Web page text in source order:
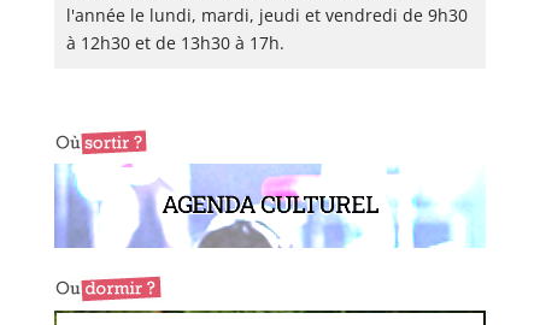
l'année le lundi, mardi, jeudi et vendredi de 9h30
à 12h30 et de 13h30 à 17h.
AGENDA CULTUREL